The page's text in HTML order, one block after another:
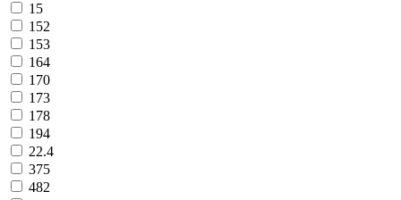
15
152
153
164
170
173
178
194
22.4
375
482